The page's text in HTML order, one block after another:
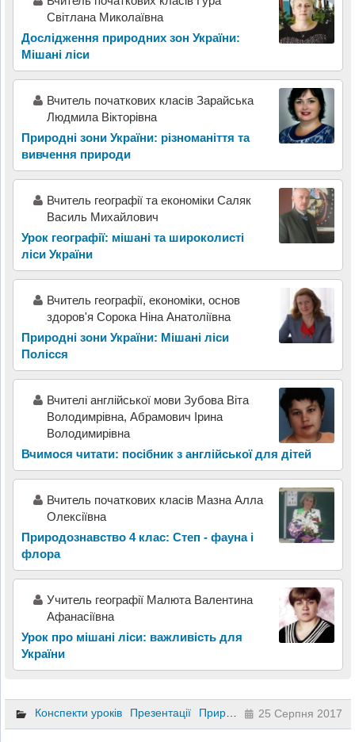
Світлана Миколаївна
Дослідження природних зон України:
Мішані ліси
Вчитель початкових класів Зарайська
Людмила Вікторівна
Природні зони України: різноманіття та
вивчення природи
Вчитель географії та економіки Саляк
Василь Михайлович
Урок географії: мішані та широколисті
ліси України
Вчитель географії, економіки, основ
здоров'я Сорока Ніна Анатоліївна
Природні зони України: Мішані ліси
Полісся
Вчителі англійської мови Зубова Віта
Володимрівна, Абрамович Ірина
Володимирівна
Вчимося читати: посібник з англійської для дітей
Вчитель початкових класів Мазна Алла
Олексіївна
Природознавство 4 клас: Степ - фауна і
флора
Учитель географії Малюта Валентина
Афанасіївна
Урок про мішані ліси: важливість для
України
Конспекти уроків Презентації Природознавство 4 клас
25 Серпня 2017